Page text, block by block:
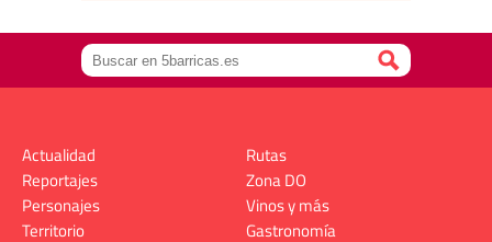
Actualidad
Reportajes
Personajes
Territorio
Rutas
Zona DO
Vinos y más
Gastronomía